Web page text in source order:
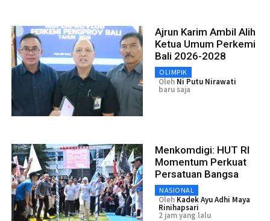
Ajrun Karim Ambil Alih
Ketua Umum Perkemi
Bali 2026-2028
OLIMPIK
Oleh Ni Putu Nirawati
baru saja
Menkomdigi: HUT RI
Momentum Perkuat
Persatuan Bangsa
NASIONAL
Oleh Kadek Ayu Adhi Maya
Rinihapsari
2 jam yang lalu